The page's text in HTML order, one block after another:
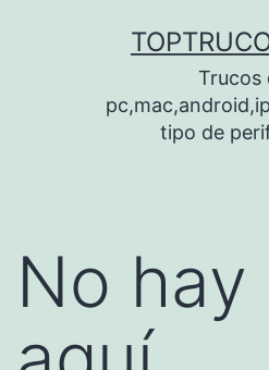
Trucos
tipo de
No hay